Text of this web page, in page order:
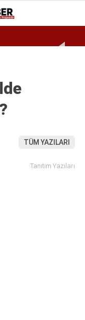
TÜM YAZILARI
Tanıtım Yazıları